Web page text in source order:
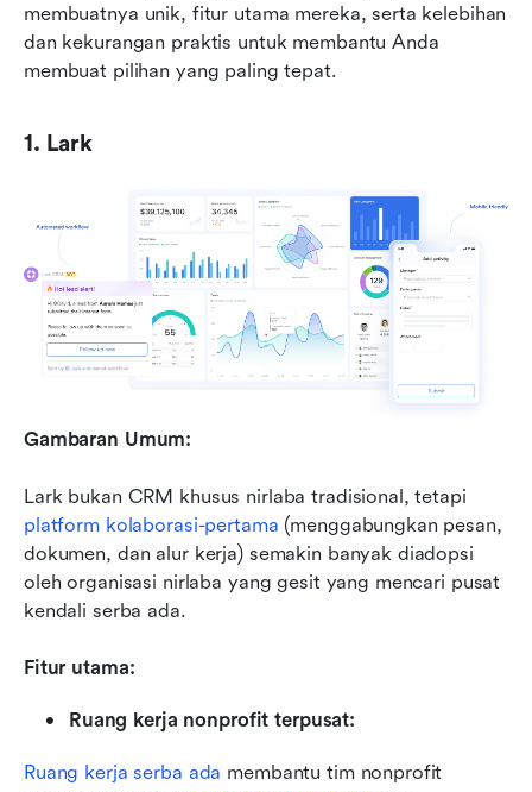
membuatnya unik, fitur utama mereka, serta kelebihan
dan kekurangan praktis untuk membantu Anda
membuat pilihan yang paling tepat.
1. Lark
Gambaran Umum:
platform kolaborasi-pertama (menggabungkan pesan,
dokumen, dan alur kerja) semakin banyak diadopsi
oleh organisasi nirlaba yang gesit yang mencari pusat
kendali serba ada.
Fitur utama:
Ruang kerja nonprofit terpusat:
Ruang kerja serba ada membantu tim nonprofit